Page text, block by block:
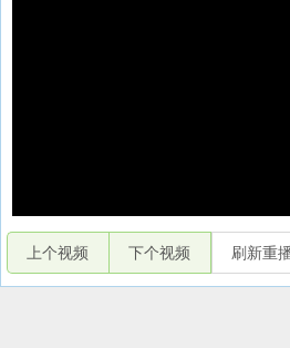
上个视频 下个视频 刷新重